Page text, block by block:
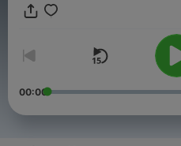
00:00